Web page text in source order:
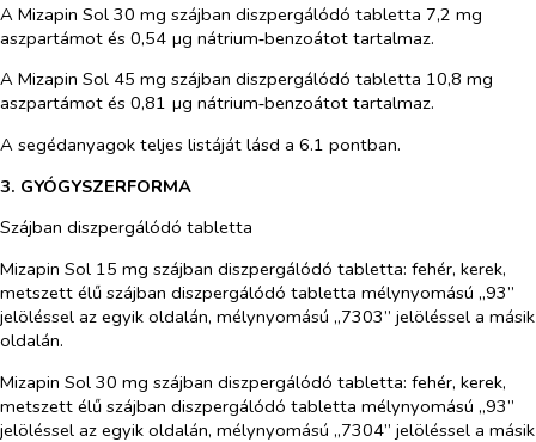
A Mizapin Sol 30 mg szájban diszpergálódó tabletta 7,2 mg
aszpartámot és 0,54 µg nátrium‑benzoátot tartalmaz.
A Mizapin Sol 45 mg szájban diszpergálódó tabletta 10,8 mg
aszpartámot és 0,81 µg nátrium‑benzoátot tartalmaz.
A segédanyagok teljes listáját lásd a 6.1 pontban.
3. GYÓGYSZERFORMA
Szájban diszpergálódó tabletta
Mizapin Sol 15 mg szájban diszpergálódó tabletta: fehér, kerek,
metszett élű szájban diszpergálódó tabletta mélynyomású „93”
jelöléssel az egyik oldalán, mélynyomású „7303” jelöléssel a másik
oldalán.
Mizapin Sol 30 mg szájban diszpergálódó tabletta: fehér, kerek,
metszett élű szájban diszpergálódó tabletta mélynyomású „93”
jelöléssel az egyik oldalán, mélynyomású „7304” jelöléssel a másik